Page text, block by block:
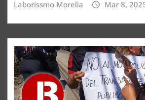
Laborissmo Morelia Mar 8,